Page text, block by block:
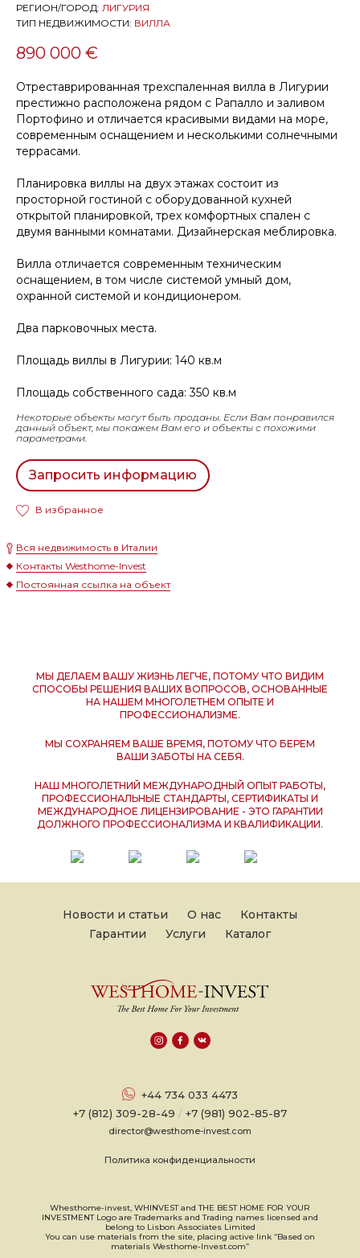
РЕГИОН/ГОРОД: ЛИГУРИЯ
ТИП НЕДВИЖИМОСТИ: ВИЛЛА
890 000 €
Отреставрированная трехспаленная вилла в Лигурии
престижно расположена рядом с Рапалло и заливом
Портофино и отличается красивыми видами на море,
современным оснащением и несколькими солнечными
террасами.
Планировка виллы на двух этажах состоит из
просторной гостиной с оборудованной кухней
открытой планировкой, трех комфортных спален с
двумя ванными комнатами. Дизайнерская меблировка.
Вилла отличается современным техническим
оснащением, в том числе системой умный дом,
охранной системой и кондиционером.
Два парковочных места.
Площадь виллы в Лигурии: 140 кв.м
Площадь собственного сада: 350 кв.м
Некоторые объекты могут быть проданы. Если Вам понравился
данный объект, мы покажем Вам его и объекты с похожими
параметрами.
Запросить информацию
В избранное
Вся недвижимость в Италии
Контакты Westhome-Invest
Постоянная ссылка на объект
МЫ ДЕЛАЕМ ВАШУ ЖИЗНЬ ЛЕГЧЕ, ПОТОМУ ЧТО ВИДИМ
СПОСОБЫ РЕШЕНИЯ ВАШИХ ВОПРОСОВ, ОСНОВАННЫЕ
НА НАШЕМ МНОГОЛЕТНЕМ ОПЫТЕ И
ПРОФЕССИОНАЛИЗМЕ.
МЫ СОХРАНЯЕМ ВАШЕ ВРЕМЯ, ПОТОМУ ЧТО БЕРЕМ
ВАШИ ЗАБОТЫ НА СЕБЯ.
НАШ МНОГОЛЕТНИЙ МЕЖДУНАРОДНЫЙ ОПЫТ РАБОТЫ,
ПРОФЕССИОНАЛЬНЫЕ СТАНДАРТЫ, СЕРТИФИКАТЫ И
МЕЖДУНАРОДНОЕ ЛИЦЕНЗИРОВАНИЕ - ЭТО ГАРАНТИИ
ДОЛЖНОГО ПРОФЕССИОНАЛИЗМА И КВАЛИФИКАЦИИ.
Новости и статьи О нас
Контакты
Гарантии
Услуги Каталог
+44 734 033 4473
+7 (812) 309-28-49 / +7 (981) 902-85-87
director@westhome-invest.com
Политика конфиденциальности
Whesthome-invest, WHINVEST and THE BEST HOME FOR YOUR
INVESTMENT Logo are Trademarks and Trading names licensed and
belong to Lisbon Associates Limited
You can use materials from the site, placing active link “Based on
materials Westhome-Invest.com”